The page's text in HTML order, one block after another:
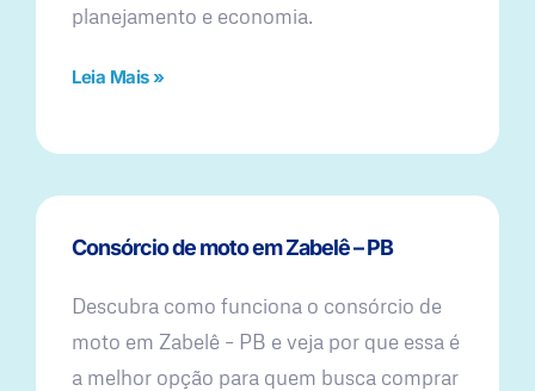
planejamento e economia.
Leia Mais »
Consórcio de moto em Zabelê – PB
Descubra como funciona o consórcio de
moto em Zabelê – PB e veja por que essa é
a melhor opção para quem busca comprar